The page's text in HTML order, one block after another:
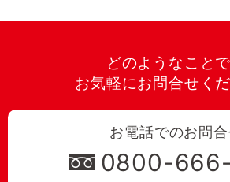
どのようなこと
お気軽にお問合せくだ
お電話でのお問
0800-666-